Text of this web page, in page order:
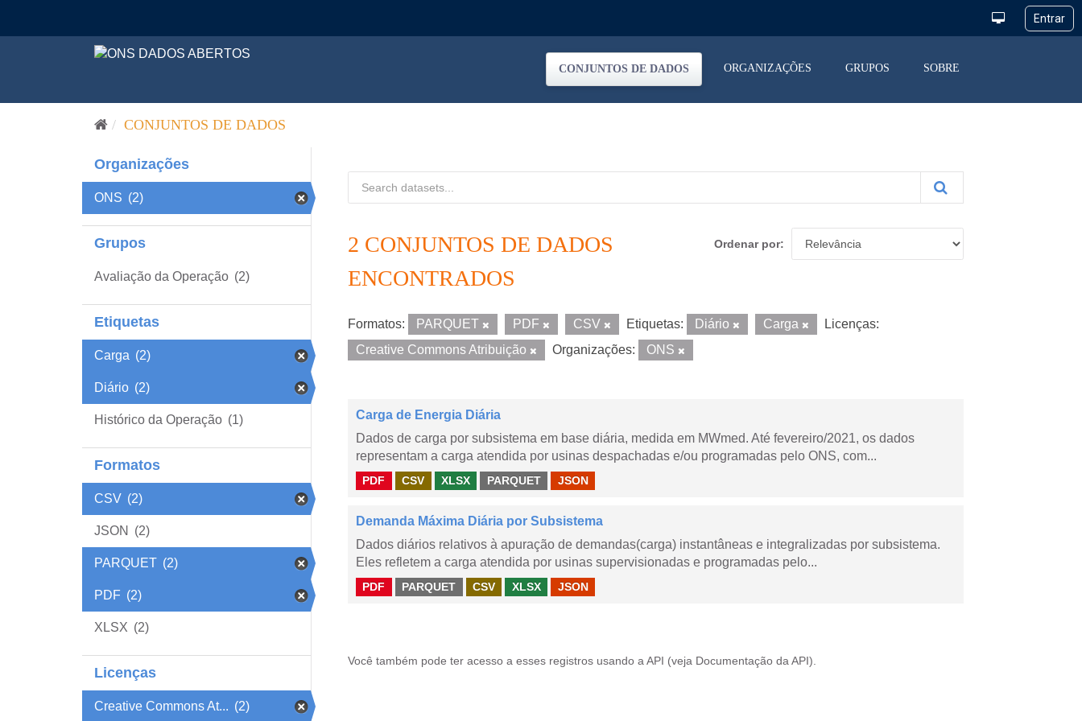
CONJUNTOS DE DADOS ORGANIZAÇÕES GRUPOS SOBRE
CONJUNTOS DE DADOS
Organizações
ONS (2)
Grupos
Avaliação da Operação (2)
Etiquetas
Carga (2)
Diário (2)
Histórico da Operação (1)
Formatos
CSV (2)
JSON (2)
PARQUET (2)
PDF (2)
XLSX (2)
Licenças
Creative Commons At... (2)
Ordenar por
2 CONJUNTOS DE DADOS
ENCONTRADOS
Formatos: PARQUET PDF CSV Etiquetas: Diário Carga
Licenças:
Creative Commons Atribuição
Organizações: ONS
Carga de Energia Diária
Dados de carga por subsistema em base diária, medida em MWmed. Até fevereiro/2021, os dados
representam a carga atendida por usinas despachadas e/ou programadas pelo ONS, com...
PDF CSV XLSX PARQUET JSON
Demanda Máxima Diária por Subsistema
Dados diários relativos à apuração de demandas(carga) instantâneas e integralizadas por subsistema.
Eles refletem a carga atendida por usinas supervisionadas e programadas pelo...
PDF PARQUET CSV XLSX JSON
Você também pode ter acesso a esses registros usando a API (veja Documentação da API ).